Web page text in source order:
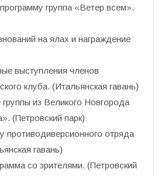
группа «Ветер всем».
на ялах и награждение
выступления членов
клуба. (Итальянская гавань)
из Великого Новгорода
(Петровский парк)
отряда
гавань)
со зрителями. (Петровский